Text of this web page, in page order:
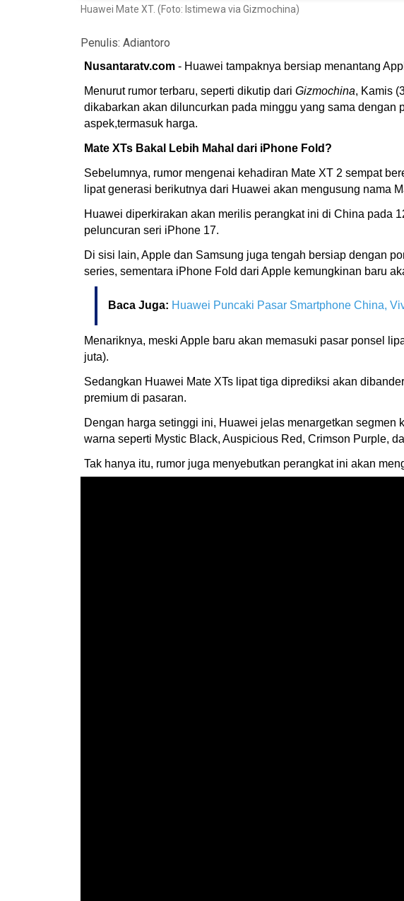
Huawei Mate XT. (Foto: Istimewa via Gizmochina)
Penulis: Adiantoro
Nusantaratv.com - Huawei tampaknya bersiap menantang
Menurut rumor terbaru, seperti dikutip dari Gizmochina, Kamis
dikabarkan akan diluncurkan pada minggu yang sama
aspek,termasuk harga.
Mate XTs Bakal Lebih Mahal dari iPhone Fold?
Sebelumnya, rumor mengenai kehadiran Mate XT 2 sempat
lipat generasi berikutnya dari Huawei akan mengusung nama
Huawei diperkirakan akan merilis perangkat ini di China pada
peluncuran seri iPhone 17.
Di sisi lain, Apple dan Samsung juga tengah bersiap dengan
series, sementara iPhone Fold dari Apple kemungkinan baru
Baca Juga: Huawei Puncaki Pasar Smartphone China,
Menariknya, meski Apple baru akan memasuki pasar ponsel
juta).
Sedangkan Huawei Mate XTs lipat tiga diprediksi akan
premium di pasaran.
Dengan harga setinggi ini, Huawei jelas menargetkan
warna seperti Mystic Black, Auspicious Red, Crimson Purple,
Tak hanya itu, rumor juga menyebutkan perangkat ini akan